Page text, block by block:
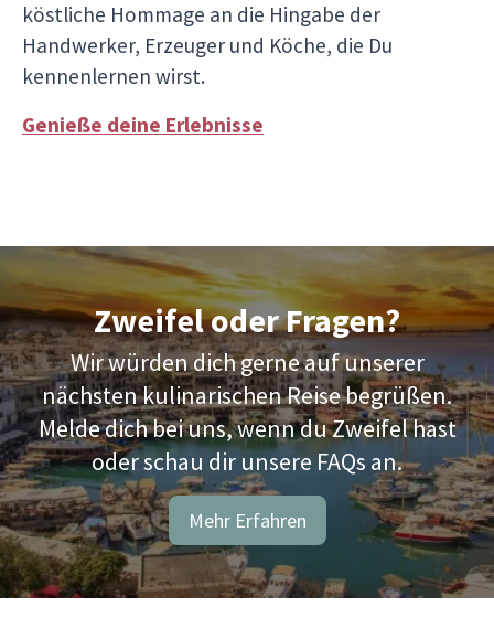
köstliche Hommage an die Hingabe der
Handwerker, Erzeuger und Köche, die Du
kennenlernen wirst.
Genieße deine Erlebnisse
Zweifel oder Fragen?
Wir würden dich gerne auf unserer
nächsten kulinarischen Reise begrüßen.
Melde dich bei uns, wenn du Zweifel hast
oder schau dir unsere FAQs an.
Mehr Erfahren